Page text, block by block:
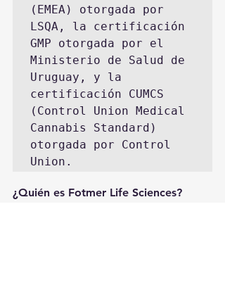
(EMEA) otorgada por
LSQA, la certificación
GMP otorgada por el
Ministerio de Salud de
Uruguay, y la
certificación CUMCS
(Control Union Medical
Cannabis Standard)
otorgada por Control
Union.
¿Quién es Fotmer Life Sciences?